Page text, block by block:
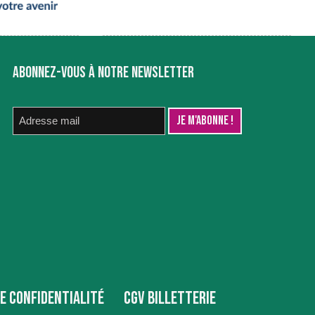
ABONNEZ-VOUS À NOTRE NEWSLETTER
CONFIDENTIALITÉ CGV BILLETTERIE